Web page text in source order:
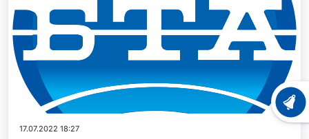
17.07.2022 18:27